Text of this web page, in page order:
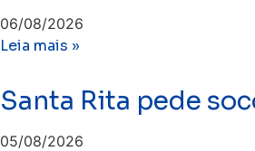
06/08/2026
Leia mais »
Santa Rita pede
05/08/2026